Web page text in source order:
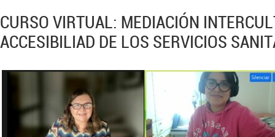
CURSO VIRTUAL: MEDIACIÓN
ACCESIBILIAD DE LOS SERVICIOS